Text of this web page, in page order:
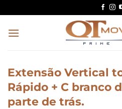
to
content
Extensão Vertical
Rápido + C branco
parte de trás.